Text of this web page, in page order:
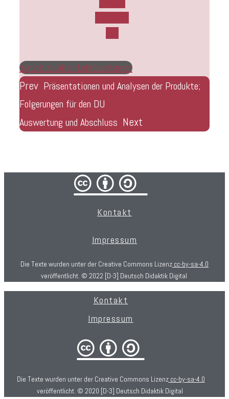
zurück zu allen Lehrbausteinen
Prev Präsentationen und Analysen der Produkte;
Folgerungen für den DU
Auswertung und Abschluss Next
cba/
Kontakt
Impressum
Die Texte wurden unter der Creative Commons Lizenz cc-by-sa-4.0
veröffentlicht. © 2022 [D-3] Deutsch Didaktik Digital
Kontakt
Impressum
cba
Die Texte wurden unter der Creative Commons Lizenzcc-by-sa-4.0
veröffentlicht. © 2020 [D-3] Deutsch Didaktik Digital